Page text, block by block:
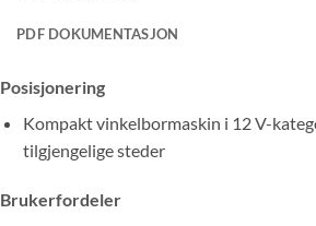
PDF DOKUMENTASJON
Posisjonering
Kompakt vinkelbormaskin i 12 V-
tilgjengelige steder
Brukerfordeler